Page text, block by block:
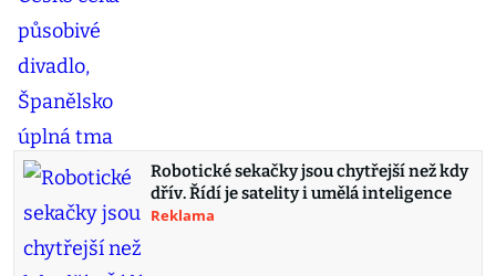
Robotické sekačky jsou chytřejší než kdy
dřív. Řídí je satelity i umělá inteligence
Reklama